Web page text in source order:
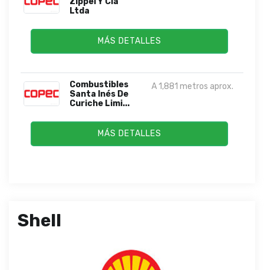
Ltda
MÁS DETALLES
Combustibles
Santa Inés De
Curiche Limi...
A 1,881 metros aprox.
MÁS DETALLES
Shell